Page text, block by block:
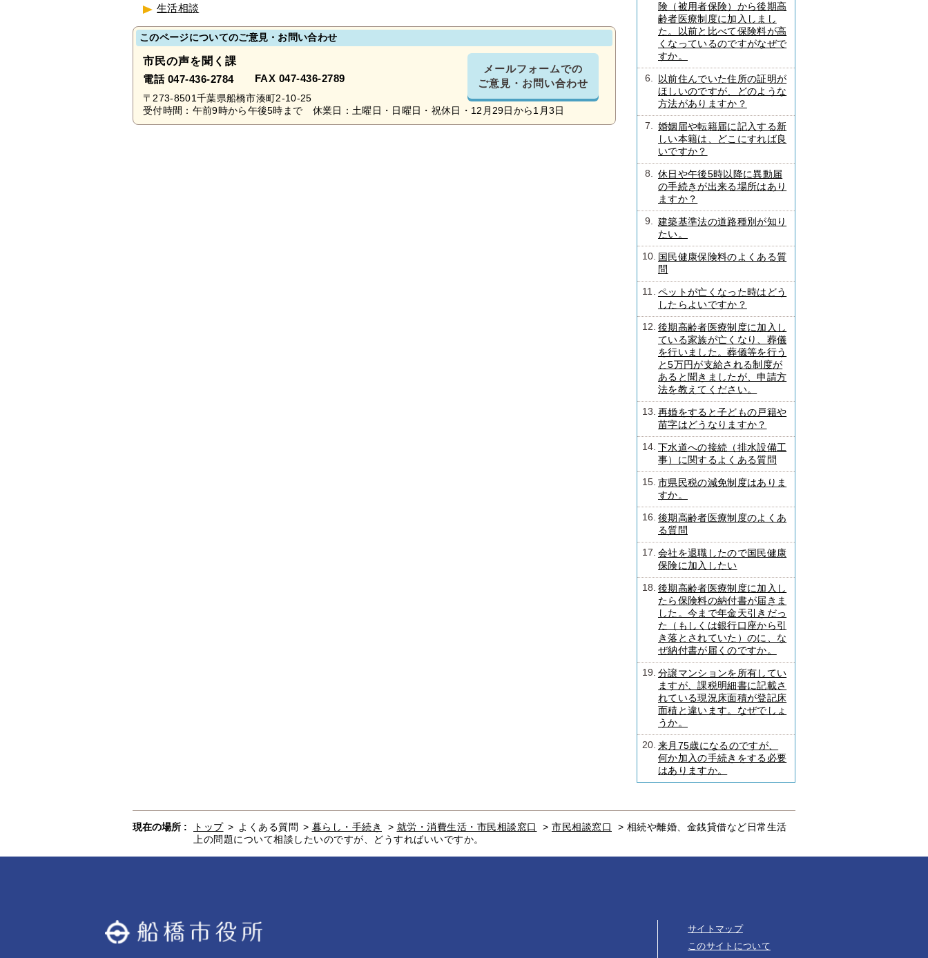
生活相談
このページについてのご意見・お問い合わせ
市民の声を聞く課
電話 047-436-2784 FAX 047-436-2789
メールフォームでの
ご意見・お問い合わせ
〒273-8501千葉県船橋市湊町2-10-25
受付時間：午前9時から午後5時まで 休業日：土曜日・日曜日・祝休日・12月29日から1月3日
険（被用者保険）から後期高
齢者医療制度に加入しまし
た。以前と比べて保険料が高
くなっているのですがなぜで
すか。
6. 以前住んでいた住所の証明が
ほしいのですが、どのような
方法がありますか？
7. 婚姻届や転籍届に記入する新
しい本籍は、どこにすれば良
いですか？
8. 休日や午後5時以降に異動届
の手続きが出来る場所はあり
ますか？
9. 建築基準法の道路種別が知り
たい。
10. 国民健康保険料のよくある質
問
11. ペットが亡くなった時はどう
したらよいですか？
12. 後期高齢者医療制度に加入し
ている家族が亡くなり、葬儀
を行いました。葬儀等を行う
と5万円が支給される制度が
あると聞きましたが、申請方
法を教えてください。
13. 再婚をすると子どもの戸籍や
苗字はどうなりますか？
14. 下水道への接続（排水設備工
事）に関するよくある質問
15. 市県民税の減免制度はありま
すか。
16. 後期高齢者医療制度のよくあ
る質問
17. 会社を退職したので国民健康
保険に加入したい
18. 後期高齢者医療制度に加入し
たら保険料の納付書が届きま
した。今まで年金天引きだっ
た（もしくは銀行口座から引
き落とされていた）のに、な
ぜ納付書が届くのですか。
19. 分譲マンションを所有してい
ますが、課税明細書に記載さ
れている現況床面積が登記床
面積と違います。なぜでしょ
うか。
20. 来月75歳になるのですが、
何か加入の手続きをする必要
はありますか。
現在の場所 : トップ > よくある質問 > 暮らし・手続き > 就労・消費生活・市民相談窓口 > 市民相談窓口 > 相続や離婚、金銭貸借など日常生活
上の問題について相談したいのですが、どうすればいいですか。
サイトマップ
このサイトについて